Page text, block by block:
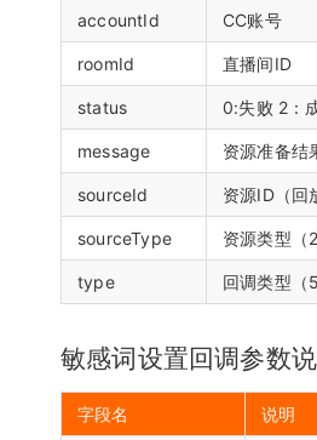
accountId CC账号
roomId 直播间ID
status 0:失败 2：
message 资源准备结
sourceId 资源ID（回
sourceType 资源类型（
type 回调类型（
敏感词设置回调参数
字段名 说明